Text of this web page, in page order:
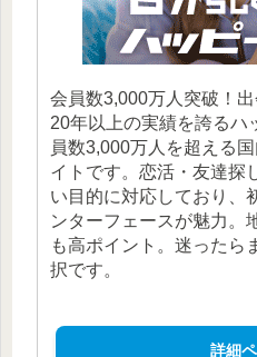
会員数3,000万人突破！
20年以上の実績を誇るハ
員数3,000万人を超える
イトです。恋活・友達探
い目的に対応しており、
ンターフェースが魅力。
も高ポイント。迷ったら
択です。
詳細